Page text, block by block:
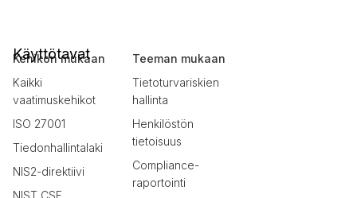
Käyttötavat
Kehikon mukaan
Kaikki
vaatimuskehikot
ISO 27001
Tiedonhallintalaki
NIS2-direktiivi
NIST CSF
Teeman mukaan
Tietoturvariskien
hallinta
Henkilöstön
tietoisuus
Compliance-
raportointi